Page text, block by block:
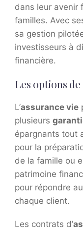
dans leur avenir
familles. Avec
sa gestion
investisseurs à
financière.
Les options
L’assurance vie
plusieurs
épargnants tout
pour la
de la famille ou
patrimoine
pour répondre
chaque client.
Les contrats d’